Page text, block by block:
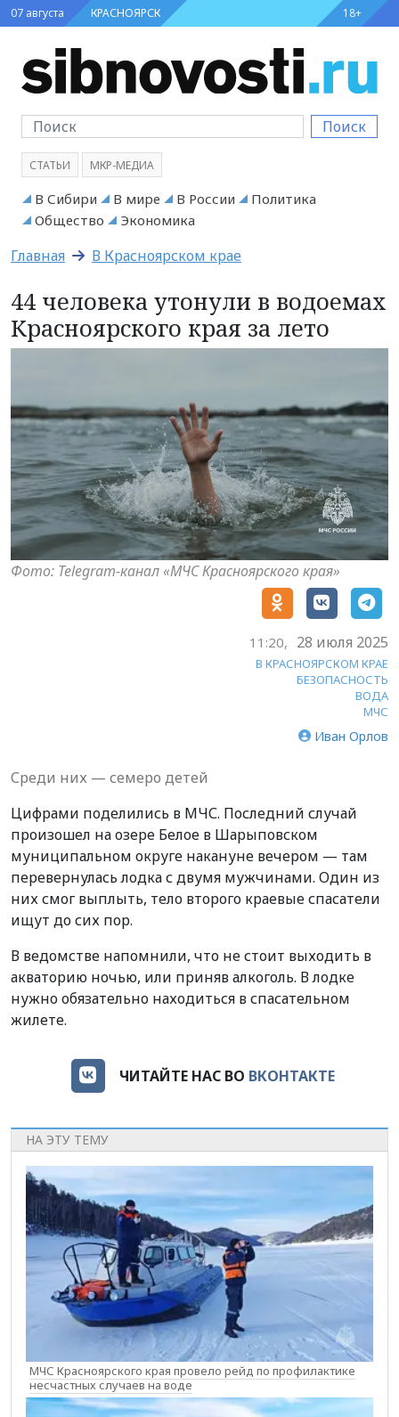
07 августа КРАСНОЯРСК 18+
Поиск
СТАТЬИ МКР-МЕДИА
В Сибири В мире В России
Политика
Общество
Экономика
Главная В Красноярском крае
44 человека утонули в водоемах
Красноярского края за лето
Фото: Telegram-канал «МЧС Красноярского края»
11:20, 28 июля 2025
В КРАСНОЯРСКОМ КРАЕ
БЕЗОПАСНОСТЬ
ВОДА
МЧС
Иван Орлов
Среди них — семеро детей
Цифрами поделились в МЧС. Последний случай
произошел на озере Белое в Шарыповском
муниципальном округе накануне вечером — там
перевернулась лодка с двумя мужчинами. Один из
них смог выплыть, тело второго краевые спасатели
ищут до сих пор.
В ведомстве напомнили, что не стоит выходить в
акваторию ночью, или приняв алкоголь. В лодке
нужно обязательно находиться в спасательном
жилете.
ЧИТАЙТЕ НАС ВО ВКОНТАКТЕ
НА ЭТУ ТЕМУ
МЧС Красноярского края провело рейд по профилактике
несчастных случаев на воде